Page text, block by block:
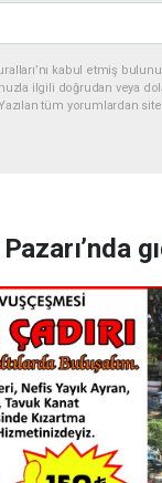
kabul etmiş
ilgili doğrudan veya
tüm yorumlardan